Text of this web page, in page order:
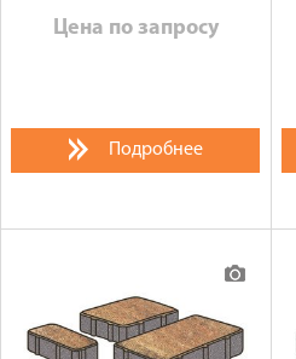
Цена по запросу
Подробнее